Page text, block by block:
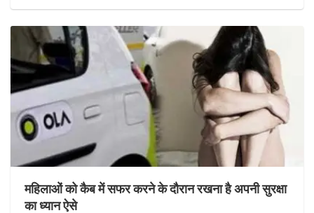
महिलाओं को कैब में सफर करने के दौरान रखना है अपनी सुरक्षा
का ध्यान ऐसे